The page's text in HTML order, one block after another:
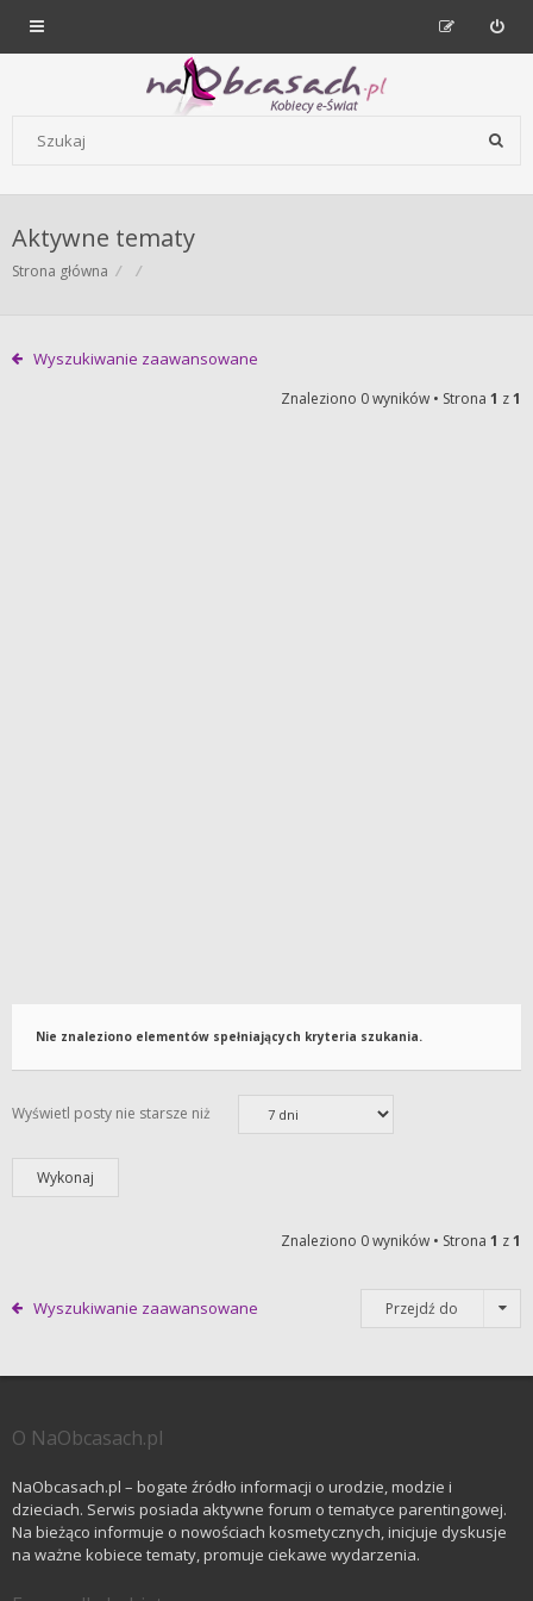
Forum dla kobiet | NaObcasach.pl
Aktywne tematy
Strona główna
Wyszukiwanie zaawansowane
Znaleziono 0 wyników • Strona 1 z1
Nie znaleziono elementów spełniających kryteria szukania.
Wyświetl posty nie starsze niż
Znaleziono 0 wyników • Strona 1 z1
Wyszukiwanie zaawansowane Przejdź do
O NaObcasach.pl
NaObcasach.pl – bogate źródło informacji o urodzie, modzie i
dzieciach. Serwis posiada aktywne forum o tematyce parentingowej.
Na bieżąco informuje o nowościach kosmetycznych, inicjuje dyskusje
na ważne kobiece tematy, promuje ciekawe wydarzenia.